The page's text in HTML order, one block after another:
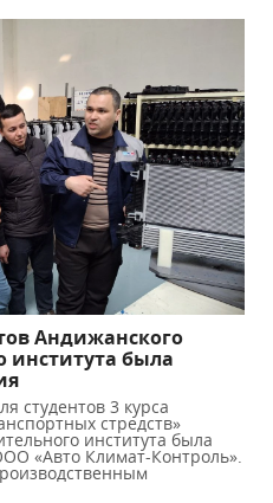
Андижанского
института была
студентов 3 курса
стредств»
института была
«Авто Климат-Контроль».